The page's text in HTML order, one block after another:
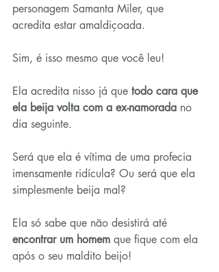
personagem Samanta Miler, que
acredita estar amaldiçoada.
Sim, é isso mesmo que você leu!
Ela acredita nisso já que todo cara que
ela beija volta com a ex-namorada no
dia seguinte.
Será que ela é vítima de uma profecia
imensamente ridícula? Ou será que ela
simplesmente beija mal?
Ela só sabe que não desistirá até
encontrar um homem que fique com ela
após o seu maldito beijo!